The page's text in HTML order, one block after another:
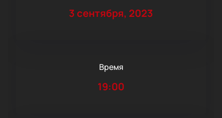
3 сентября, 2023
Время
19:00